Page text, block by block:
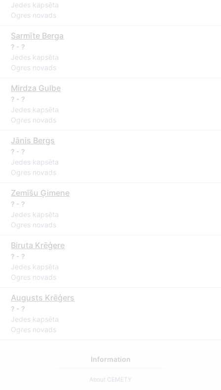
Jedes kapsēta
Ogres novads
Sarmīte Berga
? - ?
Jedes kapsēta
Ogres novads
Mirdza Gulbe
? - ?
Jedes kapsēta
Ogres novads
Jānis Bergs
? - ?
Jedes kapsēta
Ogres novads
Zemīšu Ģimene
? - ?
Jedes kapsēta
Ogres novads
Biruta Krēģere
? - ?
Jedes kapsēta
Ogres novads
Augusts Krēģers
? - ?
Jedes kapsēta
Ogres novads
Information
About CEMETY